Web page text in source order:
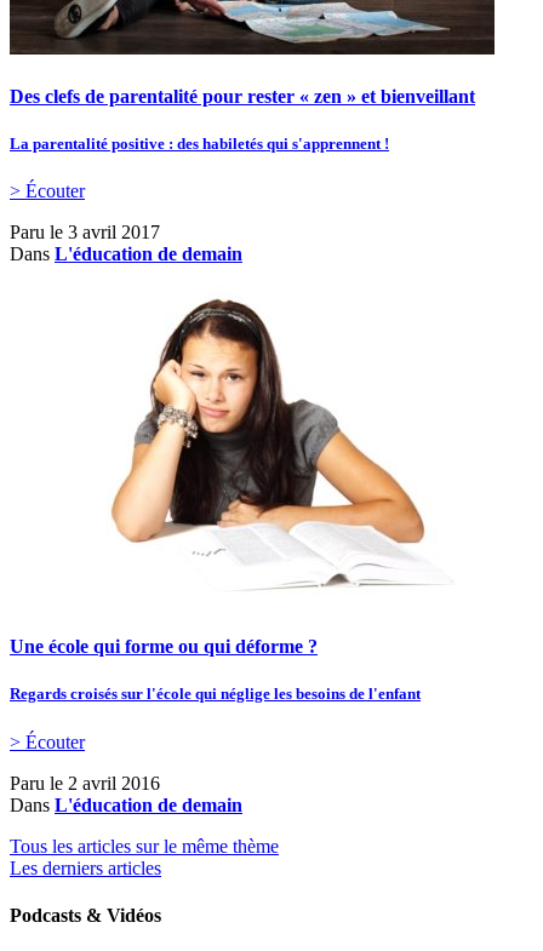
Des clefs de parentalité pour rester « zen » et bienveillant
La parentalité positive : des habiletés qui s'apprennent !
> Écouter
Paru le 3 avril 2017
Dans L'éducation de demain
Une école qui forme ou qui déforme ?
Regards croisés sur l'école qui néglige les besoins de l'enfant
> Écouter
Paru le 2 avril 2016
Dans L'éducation de demain
Tous les articles sur le même thème
Les derniers articles
Podcasts & Vidéos